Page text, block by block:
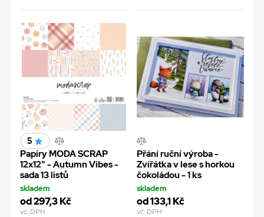
5
Papíry MODA SCRAP
12x12" - Autumn Vibes -
sada 13 listů
skladem
od 297,3 Kč
vč. DPH
Přání ruční výroba -
Zvířátka v lese s horkou
čokoládou - 1 ks
skladem
od 133,1 Kč
vč. DPH